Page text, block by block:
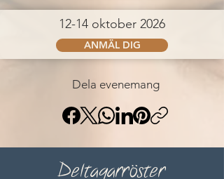
12-14 oktober 2026
ANMÄL DIG
Dela evenemang
Deltagar­röster